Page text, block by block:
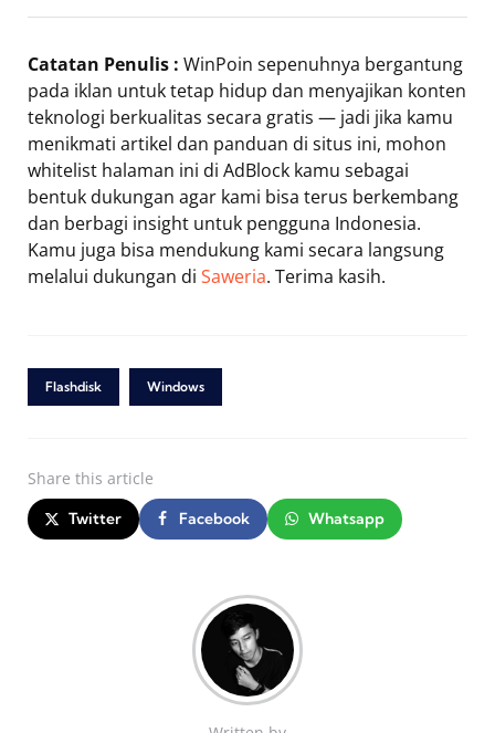
Catatan Penulis : WinPoin sepenuhnya bergantung
pada iklan untuk tetap hidup dan menyajikan konten
teknologi berkualitas secara gratis — jadi jika kamu
menikmati artikel dan panduan di situs ini, mohon
whitelist halaman ini di AdBlock kamu sebagai
bentuk dukungan agar kami bisa terus berkembang
dan berbagi insight untuk pengguna Indonesia.
Kamu juga bisa mendukung kami secara langsung
melalui dukungan di Saweria. Terima kasih.
Flashdisk Windows
Share this article
Twitter Facebook Whatsapp